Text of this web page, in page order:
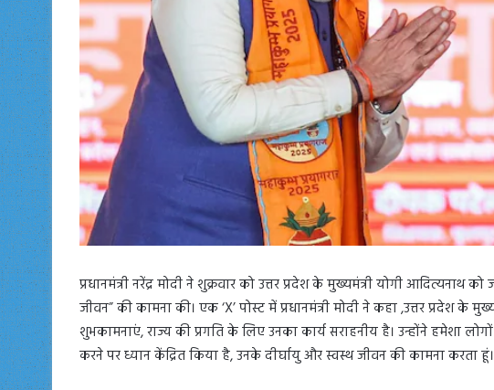
प्रधानमंत्री नरेंद्र मोदी ने शुक्रवार को उत्तर प्रदेश के मुख्यमंत्री योगी
जीवन” की कामना की। एक ‘X’ पोस्ट में प्रधानमंत्री मोदी ने कहा ,उत्तर प्रदेश के
शुभकामनाएं, राज्य की प्रगति के लिए उनका कार्य सराहनीय है। उन्होंने हमेशा
करने पर ध्यान केंद्रित किया है, उनके दीर्घायु और स्वस्थ जीवन की कामना करता हूं।